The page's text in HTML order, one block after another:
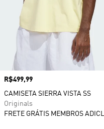
Preço
R$499,99
CAMISETA SIERRA VISTA SS
Originals
FRETE GRÁTIS MEMBROS